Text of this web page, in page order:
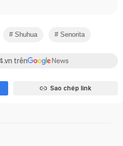
Shuhua Senorita
trên
Sao chép link